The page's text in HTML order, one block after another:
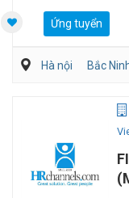
Ứng tuyển
Hà nội Bắc